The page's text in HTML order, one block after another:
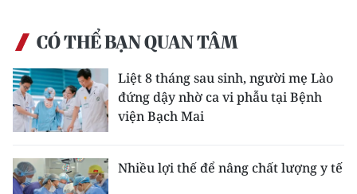
CÓ THỂ BẠN QUAN TÂM
Liệt 8 tháng sau sinh, người mẹ Lào
đứng dậy nhờ ca vi phẫu tại Bệnh
viện Bạch Mai
Nhiều lợi thế để nâng chất lượng y tế